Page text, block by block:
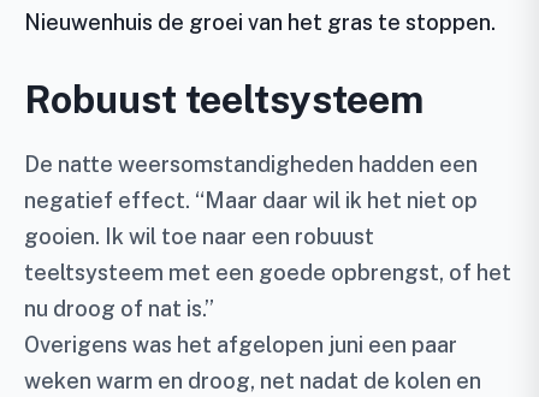
Nieuwenhuis de groei van het gras te stoppen.
Robuust teeltsysteem
De natte weersomstandigheden hadden een
negatief effect. “Maar daar wil ik het niet op
gooien. Ik wil toe naar een robuust
teeltsysteem met een goede opbrengst, of het
nu droog of nat is.”
Overigens was het afgelopen juni een paar
weken warm en droog, net nadat de kolen en